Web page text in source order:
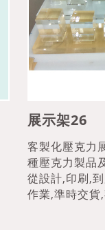
展示架26
客製化壓克力
種壓克力製品
從設計,印刷,
作業,準時交